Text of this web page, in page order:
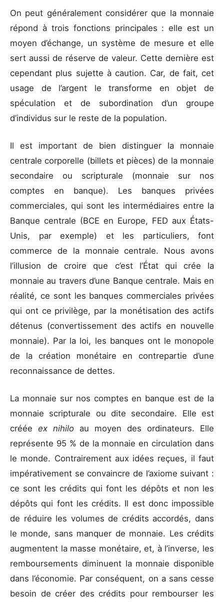
On peut généralement considérer que la monnaie
répond à trois fonctions principales : elle est un
moyen d’échange, un système de mesure et elle
sert aussi de réserve de valeur. Cette dernière est
cependant plus sujette à caution. Car, de fait, cet
usage de l’argent le transforme en objet de
spéculation et de subordination d’un groupe
d’individus sur le reste de la population.
Il est important de bien distinguer la monnaie
centrale corporelle (billets et pièces) de la monnaie
secondaire ou scripturale (monnaie sur nos
comptes en banque). Les banques privées
commerciales, qui sont les intermédiaires entre la
Banque centrale (BCE en Europe, FED aux États-
Unis, par exemple) et les particuliers, font
commerce de la monnaie centrale. Nous avons
l’illusion de croire que c’est l’État qui crée la
monnaie au travers d’une Banque centrale. Mais en
réalité, ce sont les banques commerciales privées
qui ont ce privilège, par la monétisation des actifs
détenus (convertissement des actifs en nouvelle
monnaie). Par la loi, les banques ont le monopole
de la création monétaire en contrepartie d’une
reconnaissance de dettes.
La monnaie sur nos comptes en banque est de la
monnaie scripturale ou dite secondaire. Elle est
créée ex nihilo au moyen des ordinateurs. Elle
représente 95 % de la monnaie en circulation dans
le monde. Contrairement aux idées reçues, il faut
impérativement se convaincre de l’axiome suivant :
ce sont les crédits qui font les dépôts et non les
dépôts qui font les crédits. Il est donc impossible
de réduire les volumes de crédits accordés, dans
le monde, sans manquer de monnaie. Les crédits
augmentent la masse monétaire, et, à l’inverse, les
remboursements diminuent la monnaie disponible
dans l’économie. Par conséquent, on a sans cesse
besoin de créer des crédits pour rembourser les